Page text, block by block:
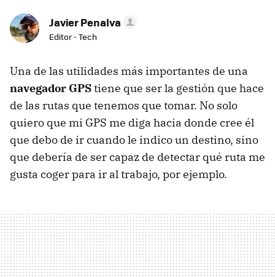
Javier Penalva
Editor - Tech
Una de las utilidades más importantes de una
navegador GPStiene que ser la gestión que hace
de las rutas que tenemos que tomar. No solo
quiero que mi GPS me diga hacia donde cree él
que debo de ir cuando le indico un destino, sino
que debería de ser capaz de detectar qué ruta me
gusta coger para ir al trabajo, por ejemplo.